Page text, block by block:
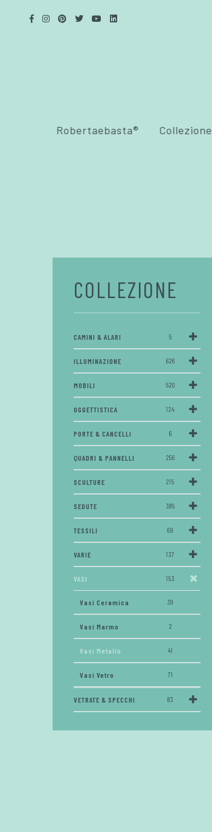
Robertaebasta® Collezione
COLLEZIONE
CAMINI & ALARI 5
ILLUMINAZIONE 626
MOBILI 520
OGGETTISTICA 124
PORTE & CANCELLI 6
QUADRI & PANNELLI 256
SCULTURE 215
SEDUTE 385
TESSILI 69
VARIE 137
VASI 153
Vasi Ceramica 39
Vasi Marmo 2
Vasi Metallo 41
Vasi Vetro 71
VETRATE & SPECCHI 83